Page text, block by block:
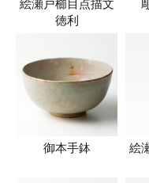
絵瀬戸櫛目点描文
徳利
御本手鉢
絵